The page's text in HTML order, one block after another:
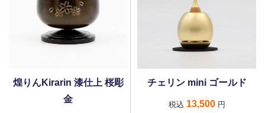
煌りんKirarin 漆仕上 桜彫
金
チェリン mini ゴールド
税込 13,500円